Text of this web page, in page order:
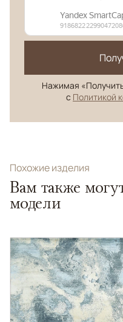
Нажимая
с Политикой
Похожие изделия
Вам также
модели